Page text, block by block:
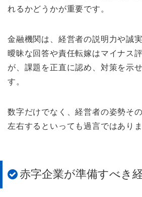
れるかどうかが重要です。
金融機関は、経営者の説明力や誠
曖昧な回答や責任転嫁はマイナス
が、課題を正直に認め、対策を示
す。
数字だけでなく、経営者の姿勢そ
左右するといっても過言ではありま
赤字企業が準備すべき